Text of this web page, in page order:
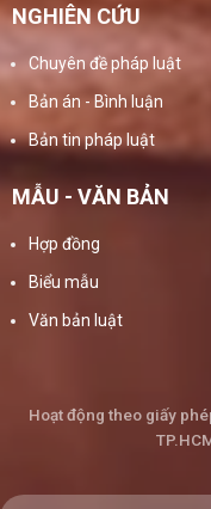
NGHIÊN CỨU
Chuyên đề pháp luật
Bản án - Bình luận
Bản tin pháp luật
MẪU - VĂN BẢN
Hợp đồng
Biểu mẫu
Văn bản luật
Hoạt động theo giấy